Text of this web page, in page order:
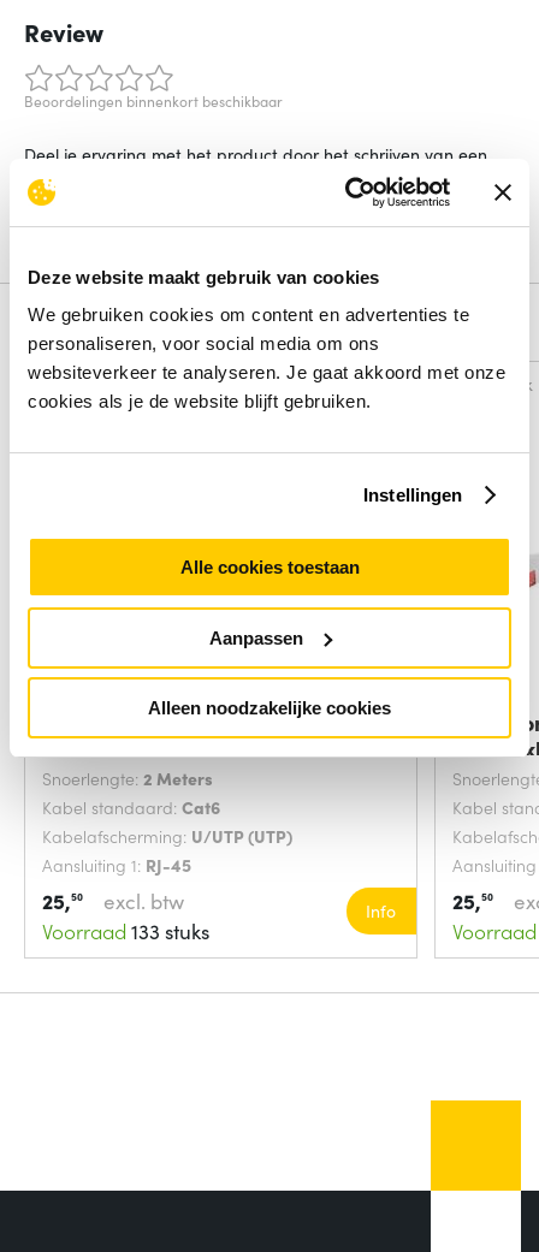
Deze website maakt gebruik van cookies
We gebruiken cookies om content en advertenties te
personaliseren, voor social media om ons
websiteverkeer te analyseren. Je gaat akkoord met onze
cookies als je de website blijft gebruiken.
Instellingen
Alle cookies toestaan
Aanpassen
Alleen noodzakelijke cookies
Review
Beoordelingen binnenkort beschikbaar
Deel je ervaring met het product door het schrijven van een
review.
Schrijf een review
Alternatieven
Vergelijk
Microconnect V-UTP602VP
netwerkkabel Grijs
Snoerlengte: 2 Meters
Kabel standaard: Cat6
Kabelafscherming: U/UTP (UTP)
Aansluiting 1: RJ-45
25,50
excl. btw
Voorraad 133 stuks
Info
Vergelijk
Kabel
25,50
Voorraad